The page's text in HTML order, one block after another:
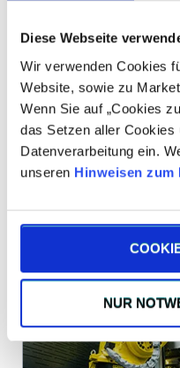
Diese Webseite
Wir verwenden Cookies
Website, sowie zu
Wenn Sie auf „Cookies
das Setzen aller Cookies
Datenverarbeitung ein.
unseren Hinweisen zum
NUR
Lassen Sie